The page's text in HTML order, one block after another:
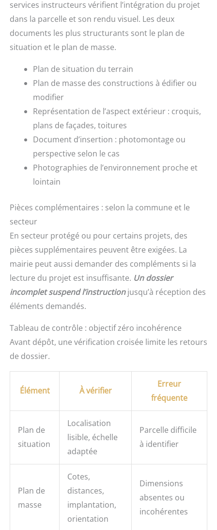
services instructeurs vérifient l’intégration du projet
dans la parcelle et son rendu visuel. Les deux
documents les plus structurants sont le plan de
situation et le plan de masse.
Plan de situation du terrain
Plan de masse des constructions à édifier ou
modifier
Représentation de l’aspect extérieur : croquis,
plans de façades, toitures
Document d’insertion : photomontage ou
perspective selon le cas
Photographies de l’environnement proche et
lointain
Pièces complémentaires : selon la commune et le
secteur
En secteur protégé ou pour certains projets, des
pièces supplémentaires peuvent être exigées. La
mairie peut aussi demander des compléments si la
lecture du projet est insuffisante. Un dossier
incomplet suspend l’instructionjusqu’à réception des
éléments demandés.
Tableau de contrôle : objectif zéro incohérence
Avant dépôt, une vérification croisée limite les retours
de dossier.
Élément À vérifier
Erreur
fréquente
Plan de
situation
Localisation
lisible, échelle
adaptée
Parcelle difficile
à identifier
Plan de
masse
Cotes,
distances,
implantation,
orientation
Dimensions
absentes ou
incohérentes